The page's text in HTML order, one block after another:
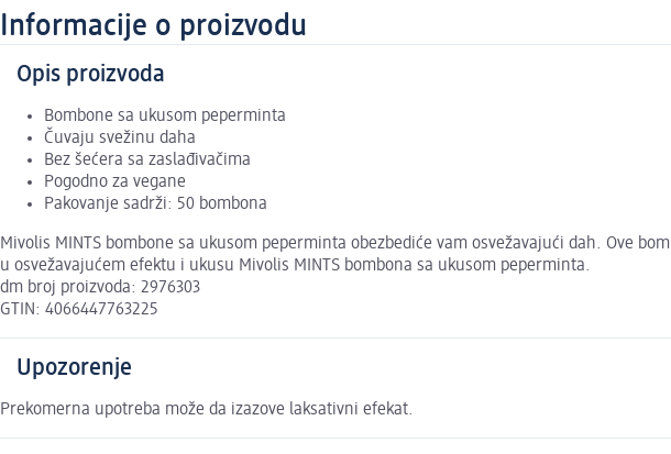
Informacije o proizvodu
Opis proizvoda
Bombone sa ukusom peperminta
Čuvaju svežinu daha
Bez šećera sa zaslađivačima
Pogodno za vegane
Pakovanje sadrži: 50 bombona
Mivolis MINTS bombone sa ukusom peperminta obezbediće vam osvežavajući dah. Ove
u osvežavajućem efektu i ukusu Mivolis MINTS bombona sa ukusom peperminta.
dm broj proizvoda: 2976303
GTIN: 4066447763225
Upozorenje
Prekomerna upotreba može da izazove laksativni efekat.